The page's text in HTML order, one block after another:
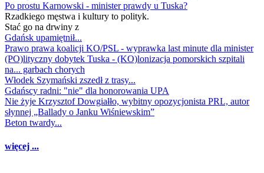
Po prostu Karnowski - minister prawdy u Tuska?
Rzadkiego męstwa i kultury to polityk.
Stać go na drwiny z
Gdańsk upamiętnił...
Prawo prawa koalicji KO/PSL - wyprawka last minute dla minister
(PO)lityczny dobytek Tuska - (KO)lonizacja pomorskich szpitali
na... garbach chorych
Włodek Szymański zszedł z trasy...
Gdańscy radni: "nie" dla honorowania UPA
Nie żyje Krzysztof Dowgiałło, wybitny opozycjonista PRL, autor
słynnej „Ballady o Janku Wiśniewskim”
Beton twardy...
więcej ...